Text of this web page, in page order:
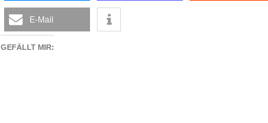
E-Mail
GEFÄLLT MIR: